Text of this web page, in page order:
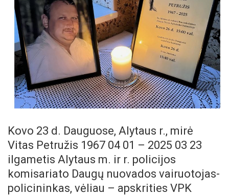
Kovo 23 d. Dauguose, Alytaus r., mirė
Vitas Petružis 1967 04 01 – 2025 03 23
ilgametis Alytaus m. ir r. policijos
komisariato Daugų nuovados vairuotojas-
policininkas, vėliau – apskrities VPK